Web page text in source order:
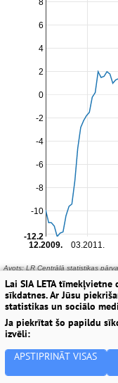
Lai SIA LETA
sīkdatnes. Ar Jūsu
statistikas un sociālo
Ja piekrītat šo papildu
izvēli:
APSTIPRINĀT VISAS